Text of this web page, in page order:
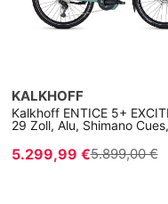
KALKHOFF
Kalkhoff ENTICE 5+
29 Zoll, Alu, Shimano
5.299,99 €5.899,00 €